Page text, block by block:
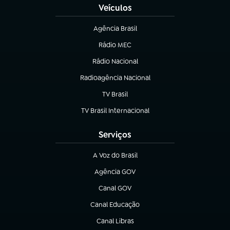
Veículos
Agência Brasil
(abre em nova aba)
Rádio MEC
Rádio Nacional
(abre em nova aba)
Radioagência Nacional
(abre em nova aba)
TV Brasil
(abre em nova aba)
TV Brasil Internacional
(abre em nova aba)
Serviços
A Voz do Brasil
(abre em nova aba)
Agência GOV
(abre em nova aba)
Canal GOV
(abre em nova aba)
Canal Educação
(abre em nova aba)
Canal Libras
(abre em nova aba)